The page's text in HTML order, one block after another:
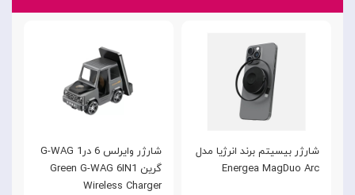
شارژر وایرلس 6 در1 G-WAG
گرین Green G-WAG 6IN1
Wireless Charger
شارژر بیسیتم برند انرژیا مدل
Energea MagDuo Arc